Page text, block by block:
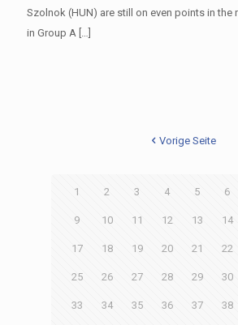
Szolnok (HUN) are still on even points in
in Group A […]
Vorige Seite
1 2 3 4 5 6
9 10 11 12 13 14
17 18 19 20 21 22
25 26 27 28 29 30
33 34 35 36 37 38